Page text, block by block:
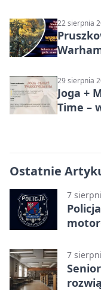
22 sierpnia
29 sierpnia
Joga +
Time –
Ostatnie
7
7